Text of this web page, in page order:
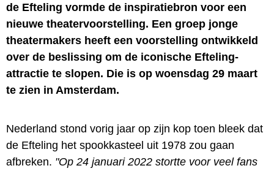
de Efteling vormde de inspiratiebron voor een
nieuwe theatervoorstelling. Een groep jonge
theatermakers heeft een voorstelling ontwikkeld
over de beslissing om de iconische Efteling-
attractie te slopen. Die is op woensdag 29 maart
te zien in Amsterdam.
Nederland stond vorig jaar op zijn kop toen bleek dat
de Efteling het spookkasteel uit 1978 zou gaan
afbreken. "Op 24 januari 2022 stortte voor veel fans